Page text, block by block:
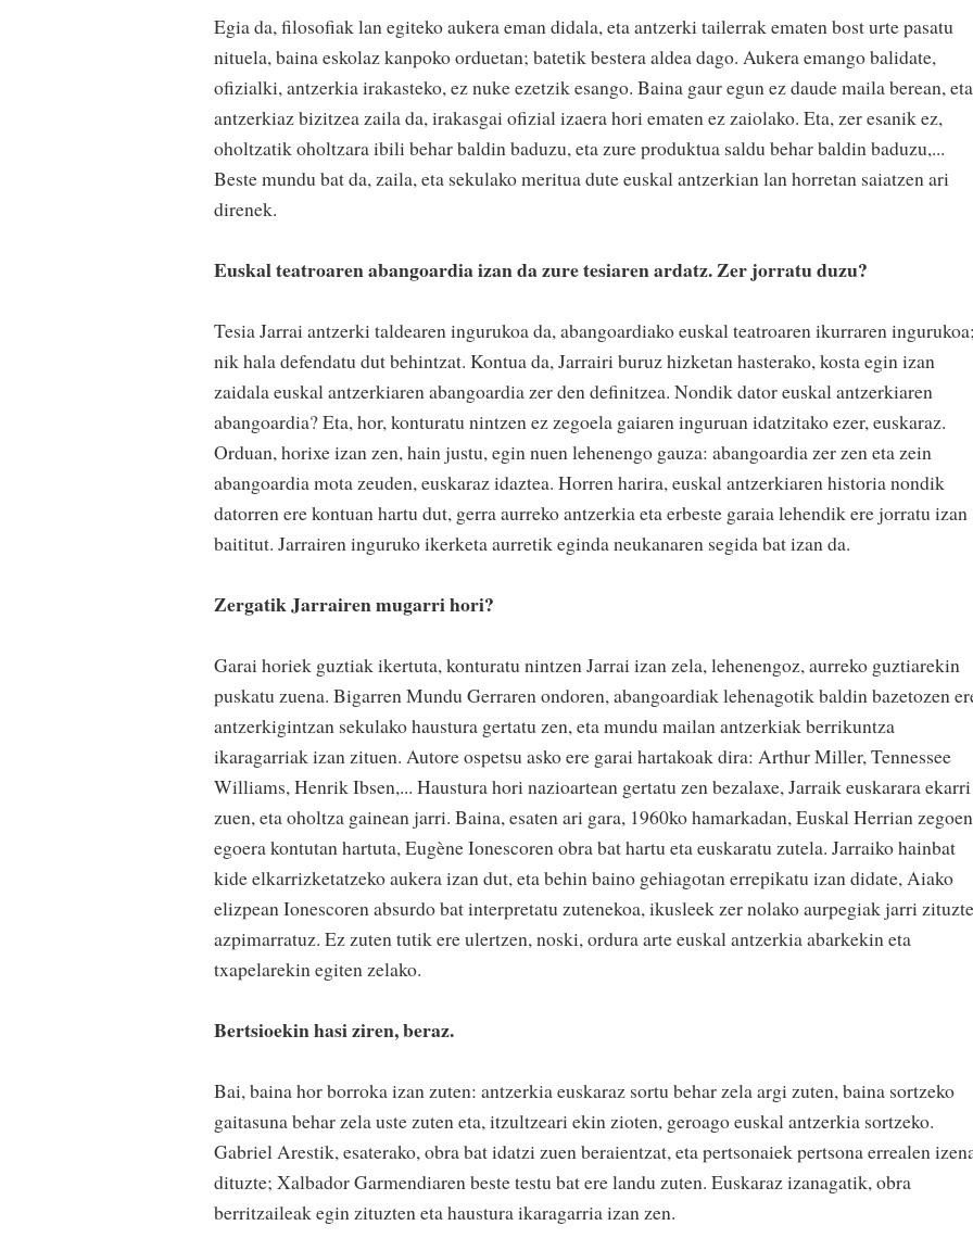
Egia da, filosofiak lan egiteko aukera eman didala, eta antzerki tailerrak ematen bost urte pasatu
nituela, baina eskolaz kanpoko orduetan; batetik bestera aldea dago. Aukera emango balidate,
ofizialki, antzerkia irakasteko, ez nuke ezetzik esango. Baina gaur egun ez daude maila berean, eta
antzerkiaz bizitzea zaila da, irakasgai ofizial izaera hori ematen ez zaiolako. Eta, zer esanik ez,
oholtzatik oholtzara ibili behar baldin baduzu, eta zure produktua saldu behar baldin baduzu,...
Beste mundu bat da, zaila, eta sekulako meritua dute euskal antzerkian lan horretan saiatzen ari
direnek.
Euskal teatroaren abangoardia izan da zure tesiaren ardatz. Zer jorratu duzu?
Tesia Jarrai antzerki taldearen ingurukoa da, abangoardiako euskal teatroaren ikurraren
nik hala defendatu dut behintzat. Kontua da, Jarrairi buruz hizketan hasterako, kosta egin izan
zaidala euskal antzerkiaren abangoardia zer den definitzea. Nondik dator euskal antzerkiaren
abangoardia? Eta, hor, konturatu nintzen ez zegoela gaiaren inguruan idatzitako ezer, euskaraz.
Orduan, horixe izan zen, hain justu, egin nuen lehenengo gauza: abangoardia zer zen eta zein
abangoardia mota zeuden, euskaraz idaztea. Horren harira, euskal antzerkiaren historia nondik
datorren ere kontuan hartu dut, gerra aurreko antzerkia eta erbeste garaia lehendik ere jorratu izan
baititut. Jarrairen inguruko ikerketa aurretik eginda neukanaren segida bat izan da.
Zergatik Jarrairen mugarri hori?
Garai horiek guztiak ikertuta, konturatu nintzen Jarrai izan zela, lehenengoz, aurreko guztiarekin
puskatu zuena. Bigarren Mundu Gerraren ondoren, abangoardiak lehenagotik baldin bazetozen
antzerkigintzan sekulako haustura gertatu zen, eta mundu mailan antzerkiak berrikuntza
ikaragarriak izan zituen. Autore ospetsu asko ere garai hartakoak dira: Arthur Miller, Tennessee
Williams, Henrik Ibsen,... Haustura hori nazioartean gertatu zen bezalaxe, Jarraik euskarara ekarri
zuen, eta oholtza gainean jarri. Baina, esaten ari gara, 1960ko hamarkadan, Euskal Herrian zegoen
egoera kontutan hartuta, Eugène Ionescoren obra bat hartu eta euskaratu zutela. Jarraiko hainbat
kide elkarrizketatzeko aukera izan dut, eta behin baino gehiagotan errepikatu izan didate, Aiako
elizpean Ionescoren absurdo bat interpretatu zutenekoa, ikusleek zer nolako aurpegiak jarri
azpimarratuz. Ez zuten tutik ere ulertzen, noski, ordura arte euskal antzerkia abarkekin eta
txapelarekin egiten zelako.
Bertsioekin hasi ziren, beraz.
Bai, baina hor borroka izan zuten: antzerkia euskaraz sortu behar zela argi zuten, baina sortzeko
gaitasuna behar zela uste zuten eta, itzultzeari ekin zioten, geroago euskal antzerkia sortzeko.
Gabriel Arestik, esaterako, obra bat idatzi zuen beraientzat, eta pertsonaiek pertsona errealen
dituzte; Xalbador Garmendiaren beste testu bat ere landu zuten. Euskaraz izanagatik, obra
berritzaileak egin zituzten eta haustura ikaragarria izan zen.